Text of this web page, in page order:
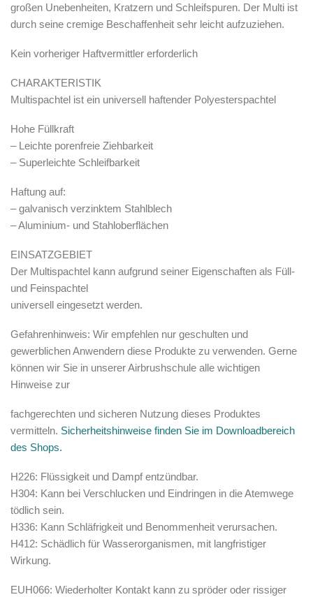
Arbeitsplatz & Zubehör
Leerbehälter & Mischzubehör
Spezialliteratur & Anleitungen
großen Unebenheiten, Kratzern und Schleifspuren. Der Multi ist
durch seine cremige Beschaffenheit sehr leicht aufzuziehen.
Kein vorheriger Haftvermittler erforderlich
CHARAKTERISTIK
Multispachtel ist ein universell haftender Polyesterspachtel
Hohe Füllkraft
– Leichte porenfreie Ziehbarkeit
– Superleichte Schleifbarkeit
Haftung auf:
– galvanisch verzinktem Stahlblech
– Aluminium- und Stahloberflächen
EINSATZGEBIET
Der Multispachtel kann aufgrund seiner Eigenschaften als Füll-
und Feinspachtel
universell eingesetzt werden.
Gefahrenhinweis: Wir empfehlen nur geschulten und
gewerblichen Anwendern diese Produkte zu verwenden. Gerne
können wir Sie in unserer Airbrushschule alle wichtigen
Hinweise zur
fachgerechten und sicheren Nutzung dieses Produktes
vermitteln. Sicherheitshinweise finden Sie im Downloadbereich
des Shops.
H226: Flüssigkeit und Dampf entzündbar.
H304: Kann bei Verschlucken und Eindringen in die Atemwege
tödlich sein.
H336: Kann Schläfrigkeit und Benommenheit verursachen.
H412: Schädlich für Wasserorganismen, mit langfristiger
Wirkung.
EUH066: Wiederholter Kontakt kann zu spröder oder rissiger